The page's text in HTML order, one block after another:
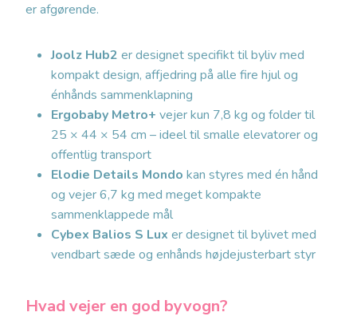
er afgørende.
Joolz Hub2 er designet specifikt til byliv med
kompakt design, affjedring på alle fire hjul og
énhånds sammenklapning
Ergobaby Metro+ vejer kun 7,8 kg og folder til
25 × 44 × 54 cm – ideel til smalle elevatorer og
offentlig transport
Elodie Details Mondo kan styres med én hånd
og vejer 6,7 kg med meget kompakte
sammenklappede mål
Cybex Balios S Lux er designet til bylivet med
vendbart sæde og enhånds højdejusterbart styr
Hvad vejer en god byvogn?